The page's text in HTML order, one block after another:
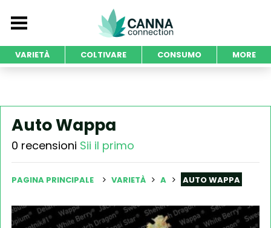
VARIETÀ COLTIVARE CONSUMO MORE
Auto Wappa
0 recensioni Sii il primo
PAGINA PRINCIPALE VARIETÀ A AUTO WAPPA